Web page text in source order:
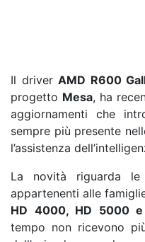
Il driver AMD R600
progetto Mesa, ha
aggiornamenti che
sempre più presente
l’assistenza
La novità riguarda
appartenenti alle
HD 4000, HD 5000
tempo non ricevono